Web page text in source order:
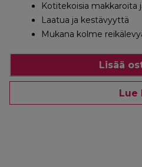
Kotitekoisia makkaroita
Laatua ja kestävyyttä
Mukana kolme
Lisää
Lue